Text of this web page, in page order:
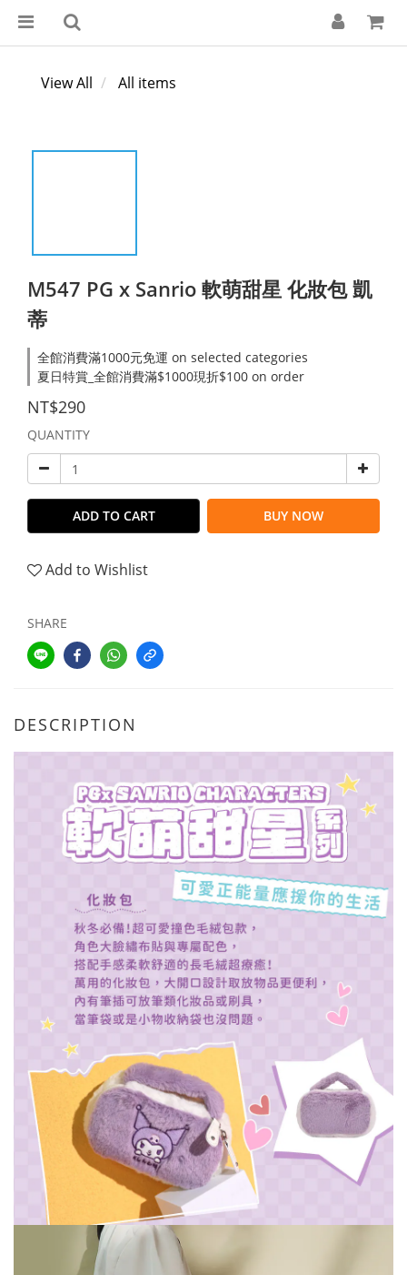
View All All items
M547 PG x Sanrio 軟萌甜星 化妝包 凱
蒂
全館消費滿1000元免運 on selected categories
夏日特賞_全館消費滿$1000現折$100 on order
NT$290
QUANTITY
ADD TO CART BUY NOW
Add to Wishlist
SHARE
DESCRIPTION